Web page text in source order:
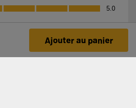
Ajouter au panier